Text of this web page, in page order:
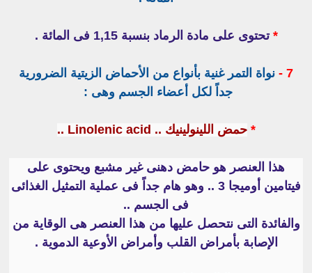
*تحتوى على مادة الرماد بنسبة 1,15 فى المائة .
7 -
نواة التمر غنية بأنواع من الأحماض الزيتية الضرورية
جداً لكل أعضاء الجسم وهى :
* حمض اللينولينيك .. Linolenic acid ..
هذا العنصر هو حامض دهنى غير مشبع ويحتوى على
فيتامين أوميجا 3 .. وهو هام جداً فى عملية التمثيل الغذائى
فى الجسم ..
والفائدة التى نتحصل عليها من هذا العنصر هى الوقاية من
الإصابة بأمراض القلب وأمراض الأوعية الدموية .